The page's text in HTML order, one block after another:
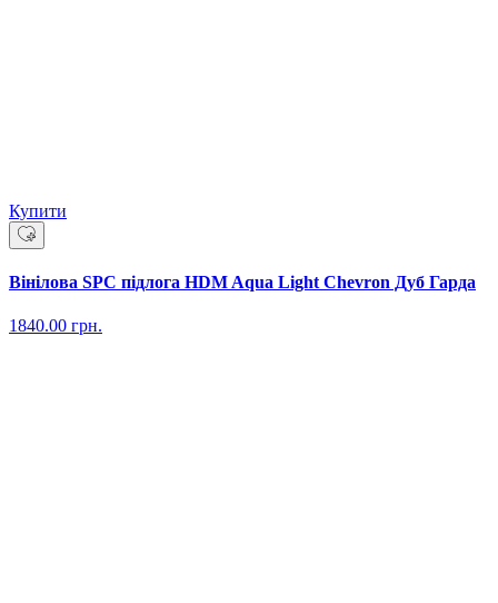
Купити
Вінілова SPC підлога HDM Aqua Light Chevron Дуб Гарда
1840.00 грн.